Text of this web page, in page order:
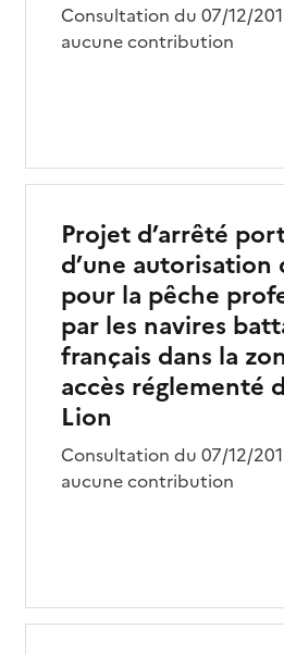
Consultation du 07/12/
aucune contribution
Projet d’arrêté
d’une autorisation
pour la pêche
par les navires
français dans la
accès réglementé
Lion
Consultation du 07/12/
aucune contribution